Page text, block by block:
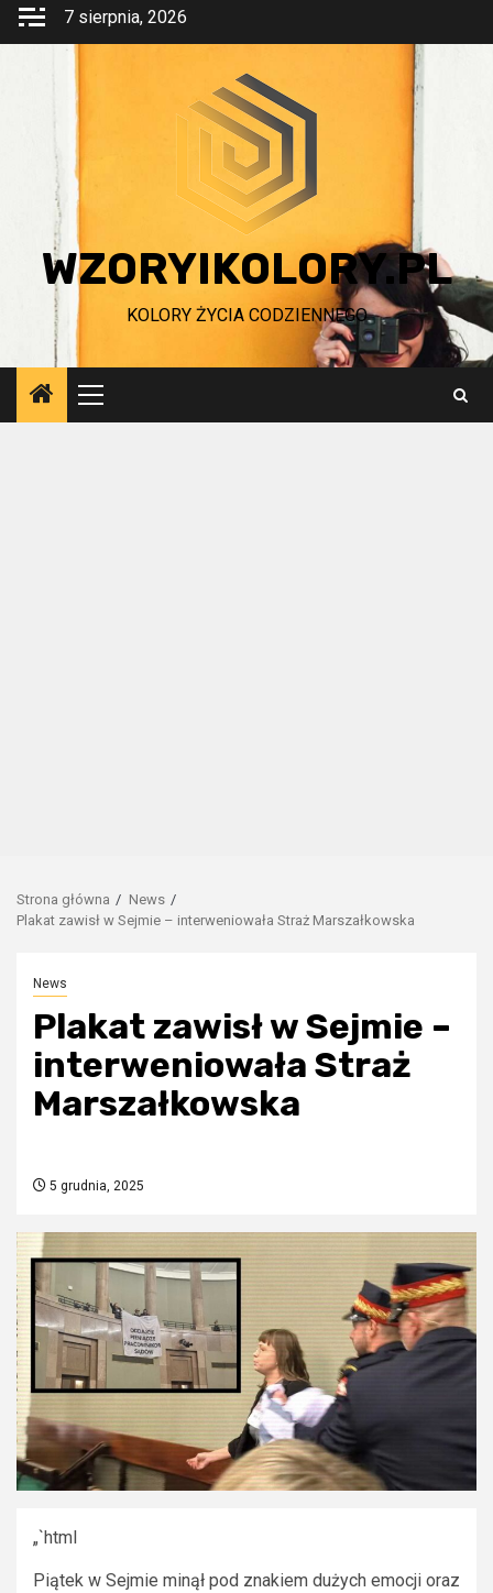
Przejdź
7 sierpnia, 2026
WZORYIKOLORY.PL
KOLORY ŻYCIA CODZIENNEGO
Menu
główne
Strona główna
News
Plakat zawisł w Sejmie – interweniowała Straż Marszałkowska
News
Plakat zawisł w Sejmie –
interweniowała Straż
Marszałkowska
5 grudnia, 2025
„`html
Piątek w Sejmie minął pod znakiem dużych emocji oraz